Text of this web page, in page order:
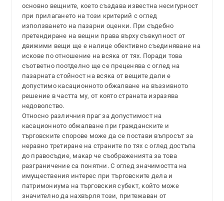
основно вещните, което създава известна несигурност
при прилагането на този критерий с оглед
използването на пазарни оценки. При съдебно
претендиране на вещни права върху съвкупност от
движими вещи ще е налице обективно съединяване на
искове по отношение на всяка от тях. Поради това
съответно поотделно ще се преценява с оглед на
пазарната стойност на всяка от вещите дали е
допустимо касационното обжалване на въззивното
решение в частта му, от която страната изразява
недоволство.
Относно различния праг за допустимост на
касационното обжалване при гражданските и
търговските спорове може да се постави въпросът за
неравно третиране на страните по тях с оглед достъпа
до правосъдие, макар че съображенията за това
разграничение са понятни. С оглед значимостта на
имуществения интерес при търговските дела и
патримониума на търговския субект, който може
значително да нахвърля този, притежаван от